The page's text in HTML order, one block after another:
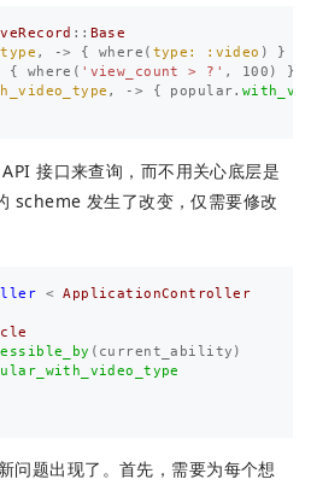
:: Base
, -> { where ( type: :video )
}
{ where ( 'view_count > ?' , 100 )
}
, -> { popular.
接口来查询，而不用关心底层是
scheme 发生了改变，仅需要修改
<
ApplicationController
( current_ability )
问题出现了。首先，需要为每个想